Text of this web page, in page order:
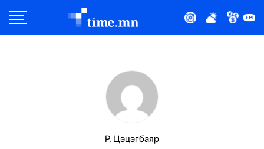
Эдийн Засаг
Р. Цэцэгбаяр